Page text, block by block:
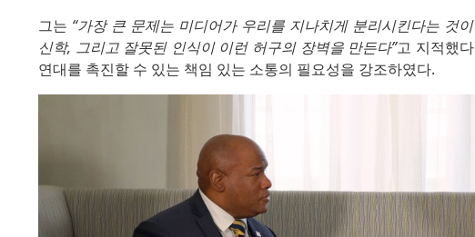
그는 “가장 큰 문제는 미디어가 우리를 지나치게 분리시킨다는 것
신학, 그리고 잘못된 인식이 이런 허구의 장벽을 만든다”고 지적했
연대를 촉진할 수 있는 책임 있는 소통의 필요성을 강조하였다.